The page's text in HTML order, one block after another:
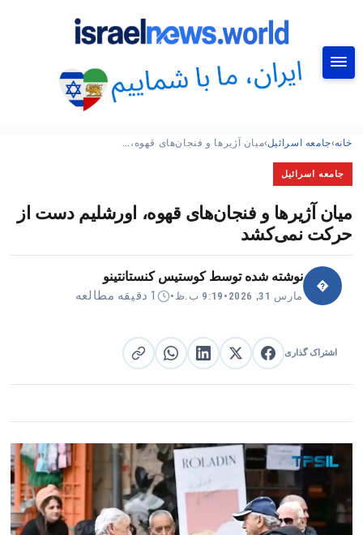
خانه›جامعه اسرائیل›میان آژیرها و فنجان‌های قهوه،…
جامعه اسرائیل
میان آژیرها و فنجان‌های قهوه، اورشلیم دست از
حرکت نمی‌کشد
�
نوشته شده توسطکوستیس کنستانتینو
مارس 31, 2026 • 9:19 ب.ظ • 1 دقیقه مطالعه
اشتراک گذاری اشتراک گذاری در فیس‌بوک
اشتراک گذاری در X
اشتراک گذاری در لینکدین
اشتراک گذاری در واتساپ
کپی لینک